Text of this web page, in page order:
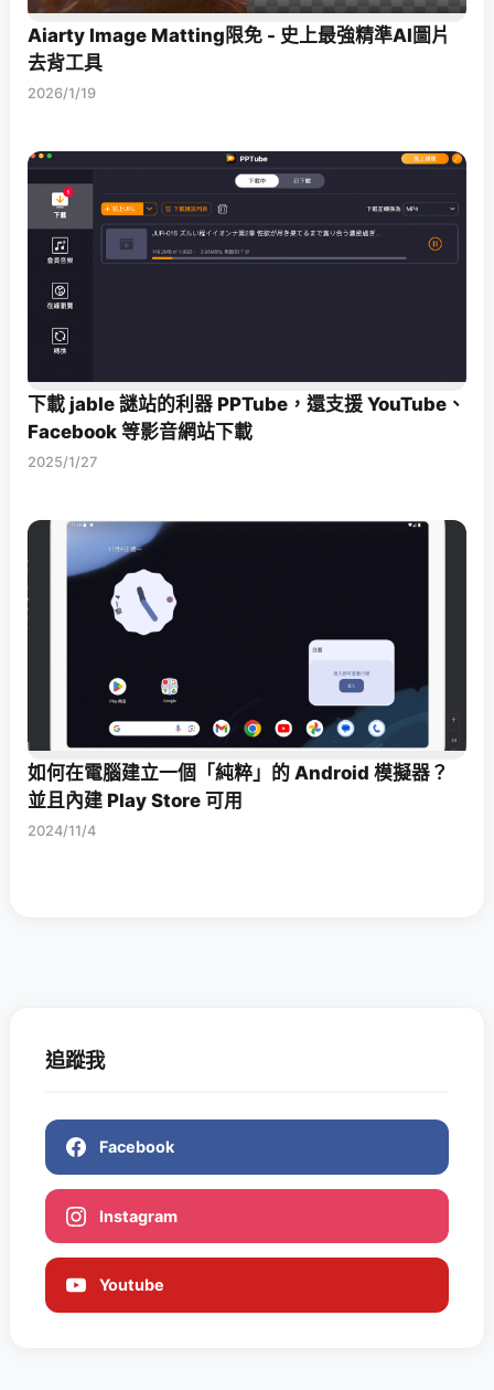
Aiarty Image Matting限免 - 史上最強精準AI圖片
去背工具
2026/1/19
下載 jable 謎站的利器 PPTube，還支援 YouTube、
Facebook 等影音網站下載
2025/1/27
如何在電腦建立一個「純粹」的 Android 模擬器？
並且內建 Play Store 可用
2024/11/4
追蹤我
Facebook
Instagram
Youtube